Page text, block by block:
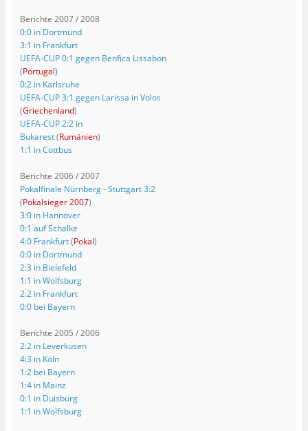
Berichte 2007 / 2008
0:0 in Dortmund
3:1 in Frankfurt
UEFA-CUP 0:1 gegen Benfica Lissabon
(Portugal)
0:2 in Karlsruhe
UEFA-CUP 3:1 gegen Larissa in Volos
(Griechenland)
UEFA-CUP 2:2 in
Bukarest (Rumänien)
1:1 in Cottbus
Berichte 2006 / 2007
Pokalfinale Nürnberg - Stuttgart 3:2
(Pokalsieger 2007)
3:0 in Hannover
0:1 auf Schalke
4:0 Frankfurt (Pokal)
0:0 in Dortmund
2:3 in Bielefeld
1:1 in Wolfsburg
2:2 in Frankfurt
0:0 bei Bayern
Berichte 2005 / 2006
2:2 in Leverkusen
4:3 in Köln
1:2 bei Bayern
1:4 in Mainz
0:1 in Duisburg
1:1 in Wolfsburg